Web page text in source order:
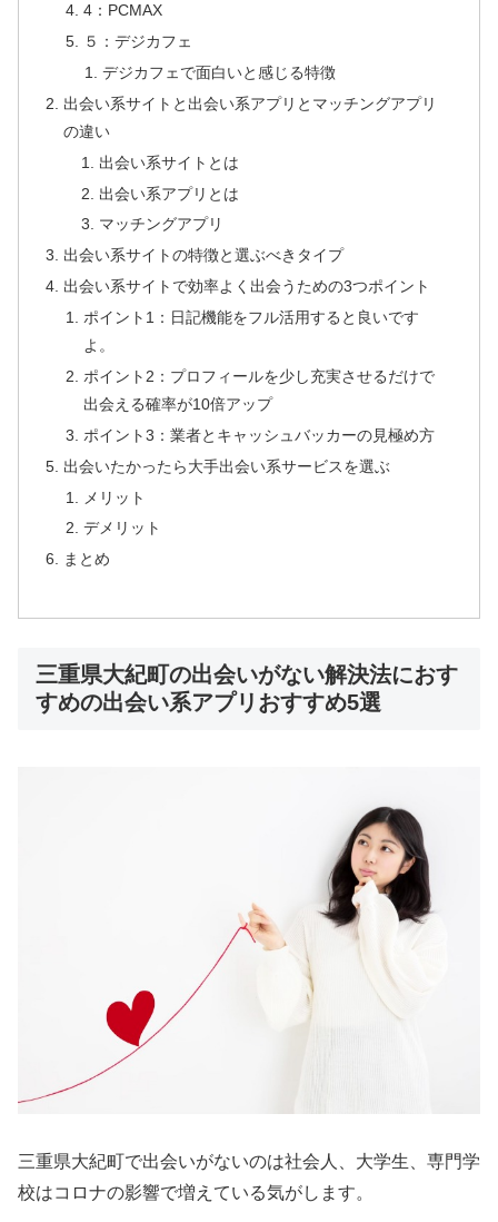
4：PCMAX
５：デジカフェ
デジカフェで面白いと感じる特徴
出会い系サイトと出会い系アプリとマッチングアプリ
の違い
出会い系サイトとは
出会い系アプリとは
マッチングアプリ
出会い系サイトの特徴と選ぶべきタイプ
出会い系サイトで効率よく出会うための3つポイント
ポイント1：日記機能をフル活用すると良いです
よ。
ポイント2：プロフィールを少し充実させるだけで
出会える確率が10倍アップ
ポイント3：業者とキャッシュバッカーの見極め方
出会いたかったら大手出会い系サービスを選ぶ
メリット
デメリット
まとめ
三重県大紀町の出会いがない解決法におす
すめの出会い系アプリおすすめ5選
三重県大紀町で出会いがないのは社会人、大学生、専門学
校はコロナの影響で増えている気がします。